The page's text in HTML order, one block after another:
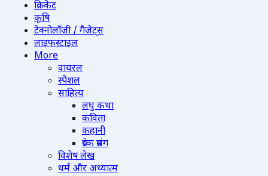
क्रिकेट
कृषि
टेक्नोलॉजी / गैजेट्स
लाइफस्टाइल
More
वायरल
स्पेशल
साहित्य
लघु कथा
कविता
कहानी
प्रेरक प्रसंग
विशेष लेख
धर्म और अध्यात्म